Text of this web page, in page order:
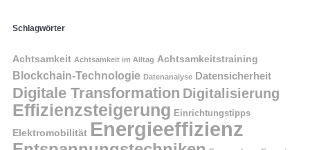
Schlagwörter
Achtsamkeit Achtsamkeit im Alltag Achtsamkeitstraining
Blockchain-Technologie Datenanalyse Datensicherheit
Digitale Transformation Digitalisierung
Effizienzsteigerung Einrichtungstipps
Elektromobilität Energieeffizienz